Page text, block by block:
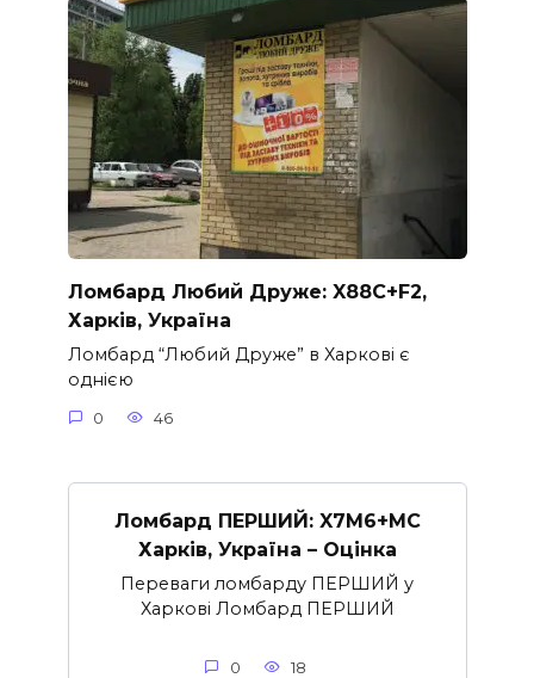
Ломбард Любий Друже: X88C+F2,
Харків, Україна
Ломбард “Любий Друже” в Харкові є
однією
0 46
Ломбард ПЕРШИЙ: X7M6+MC
Харків, Україна – Оцінка
Переваги ломбарду ПЕРШИЙ у
Харкові Ломбард ПЕРШИЙ
0 18